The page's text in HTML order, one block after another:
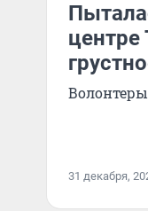
31 декабря,